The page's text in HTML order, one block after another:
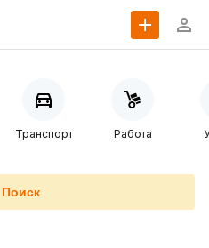
Транспорт Работа
Поиск